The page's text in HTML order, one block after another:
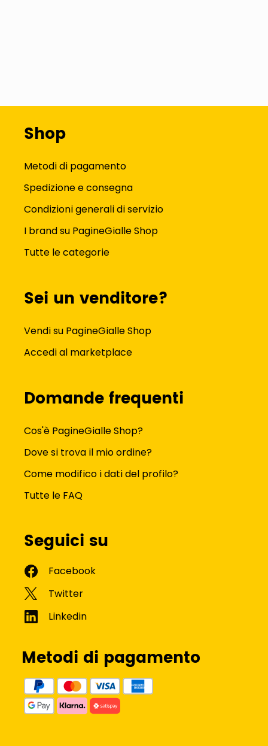
Shop
Metodi di pagamento
Spedizione e consegna
Condizioni generali di servizio
I brand su PagineGialle Shop
Tutte le categorie
Sei un venditore?
Vendi su PagineGialle Shop
Accedi al marketplace
Domande frequenti
Cos'è PagineGialle Shop?
Dove si trova il mio ordine?
Come modifico i dati del profilo?
Tutte le FAQ
Seguici su
Metodi di pagamento